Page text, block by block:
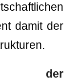
damit der
der